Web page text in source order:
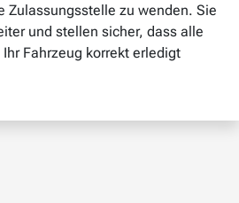
Zulassungsstelle zu wenden. Sie
und stellen sicher, dass alle
Fahrzeug korrekt erledigt